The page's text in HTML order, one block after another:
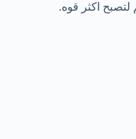
اكثر قوه.